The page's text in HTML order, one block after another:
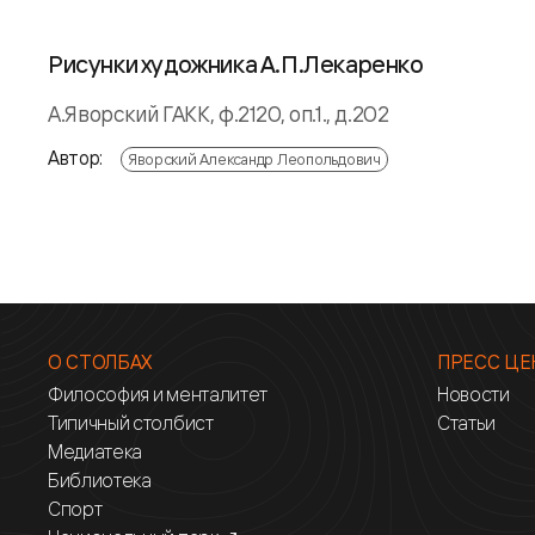
Рисунки художника А.П.Лекаренко
А.Яворский ГАКК, ф.2120, оп.1., д.202
Автор: Яворский Александр Леопольдович
О СТОЛБАХ
Философия и менталитет
Типичный столбист
Медиатека
Библиотека
Спорт
ПРЕСС
Новости
Статьи